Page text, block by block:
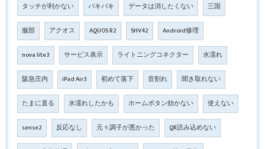
タッチが利かない バキバキ データは消したくない 三国
服部 アクオス AQUOS R2 SHV42 Android修理
nova lite3 サービス表示 ライトニングコネクター 水濡れ
阪急庄内 iPad Air3 初めて落下 音割れ 聞き取れない
たまに直る 水濡れしたかも ホームボタン効かない 使えない
sense2 反応なし 元々調子が悪かった QR読み込めない